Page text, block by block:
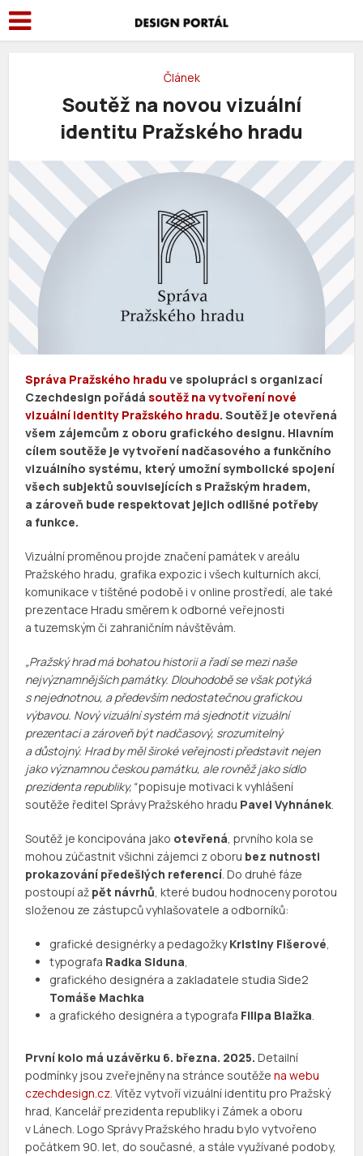
Článek
Soutěž na novou vizuální
identitu Pražského hradu
Správa Pražského hradu ve spolupráci s organizací
Czechdesign pořádásoutěž na vytvoření nové
vizuální identity Pražského hradu. Soutěž je otevřená
všem zájemcům z oboru grafického designu. Hlavním
cílem soutěže je vytvoření nadčasového a funkčního
vizuálního systému, který umožní symbolické spojení
všech subjektů souvisejících s Pražským hradem,
a zároveň bude respektovat jejich odlišné potřeby
a funkce.
Vizuální proměnou projde značení památek v areálu
Pražského hradu, grafika expozic i všech kulturních akcí,
komunikace v tištěné podobě i v online prostředí, ale také
prezentace Hradu směrem k odborné veřejnosti
a tuzemským či zahraničním návštěvám.
„Pražský hrad má bohatou historii a řadí se mezi naše
nejvýznamnějších památky. Dlouhodobě se však potýká
s nejednotnou, a především nedostatečnou grafickou
výbavou. Nový vizuální systém má sjednotit vizuální
prezentaci a zároveň být nadčasový, srozumitelný
a důstojný. Hrad by měl široké veřejnosti představit nejen
jako významnou českou památku, ale rovněž jako sídlo
prezidenta republiky,“popisuje motivaci k vyhlášení
soutěže ředitel Správy Pražského hradu Pavel Vyhnánek.
Soutěž je koncipována jako otevřená, prvního kola se
mohou zúčastnit všichni zájemci z oboru bez nutnosti
prokazování předešlých referencí. Do druhé fáze
postoupí až pět návrhů, které budou hodnoceny porotou
složenou ze zástupců vyhlašovatele a odborníků:
grafické designérky a pedagožkyKristiny Fišerové,
typografa Radka Siduna,
grafického designéra a zakladatele studia Side2
Tomáše Machka
a grafického designéra a typografa Filipa Blažka.
První kolo má uzávěrku 6. března. 2025. Detailní
podmínky jsou zveřejněny na stránce soutěžena webu
czechdesign.cz. Vítěz vytvoří vizuální identitu pro Pražský
hrad, Kancelář prezidenta republiky i Zámek a oboru
v Lánech. Logo Správy Pražského hradu bylo vytvořeno
počátkem 90. let, do současné, a stále využívané podoby,